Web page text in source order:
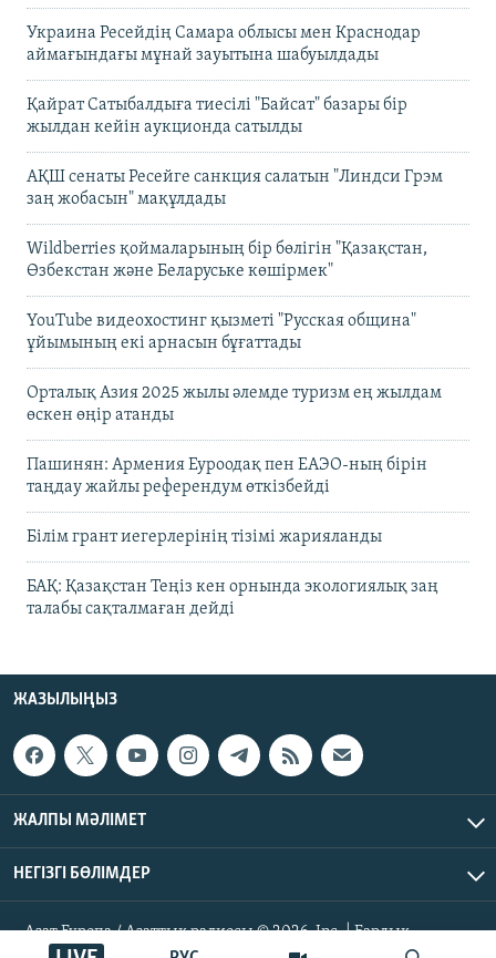
Украина Ресейдің Самара облысы мен Краснодар
аймағындағы мұнай зауытына шабуылдады
Қайрат Сатыбалдыға тиесілі "Байсат" базары бір
жылдан кейін аукционда сатылды
АҚШ сенаты Ресейге санкция салатын "Линдси Грэм
заң жобасын" мақұлдады
Wildberries қоймаларының бір бөлігін "Қазақстан,
Өзбекстан және Беларуське көшірмек"
YouTube видеохостинг қызметі "Русская община"
ұйымының екі арнасын бұғаттады
Орталық Азия 2025 жылы әлемде туризм ең жылдам
өскен өңір атанды
Пашинян: Армения Еуроодақ пен ЕАЭО-ның бірін
таңдау жайлы референдум өткізбейді
Білім грант иегерлерінің тізімі жарияланды
БАҚ: Қазақстан Теңіз кен орнында экологиялық заң
талабы сақталмаған дейді
ЖАЗЫЛЫҢЫЗ
ЖАЛПЫ МӘЛІМЕТ
НЕГІЗГІ БӨЛІМДЕР
Азат Еуропа / Азаттық радиосы © 2026, Inc. | Барлық
құқықтары қорғалған